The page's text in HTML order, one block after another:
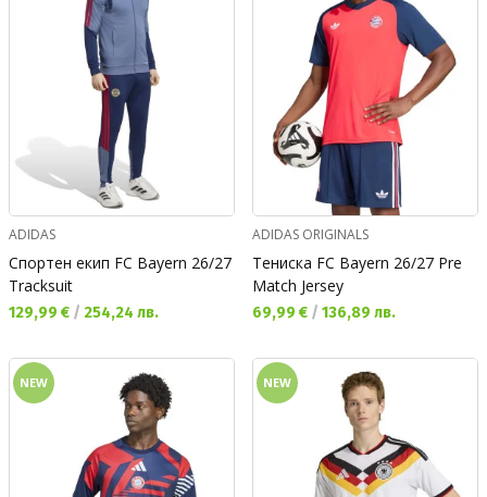
ADIDAS
Спортен екип FC Bayern 26/27
Tracksuit
Текуща цена:
129,99 € / 254,24 лв.
ADIDAS ORIGINALS
Тениска FC Bayern 26/27 Pre
Match Jersey
Текуща цена:
69,99 € / 136,89 лв.
NEW NEW